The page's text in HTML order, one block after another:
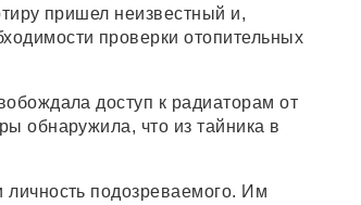
пришел неизвестный и,
проверки отопительных
доступ к радиаторам от
обнаружила, что из тайника в
личность подозреваемого. Им